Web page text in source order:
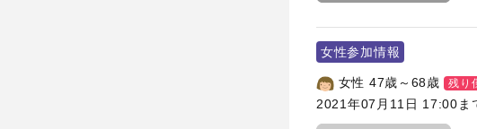
女性参加情報
女性 47歳～68歳 残り
2021年07月11日 17:00ま